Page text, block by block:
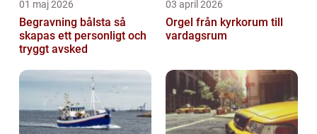
01 maj 2026
Begravning bålsta så
skapas ett personligt och
tryggt avsked
03 april 2026
Orgel från kyrkorum till
vardagsrum